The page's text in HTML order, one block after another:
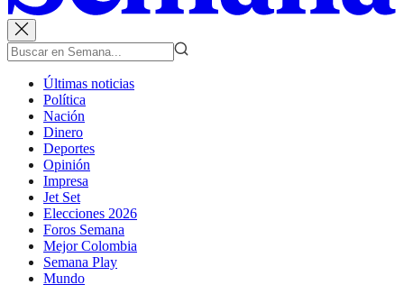
Últimas noticias
Política
Nación
Dinero
Deportes
Opinión
Impresa
Jet Set
Elecciones 2026
Foros Semana
Mejor Colombia
Semana Play
Mundo